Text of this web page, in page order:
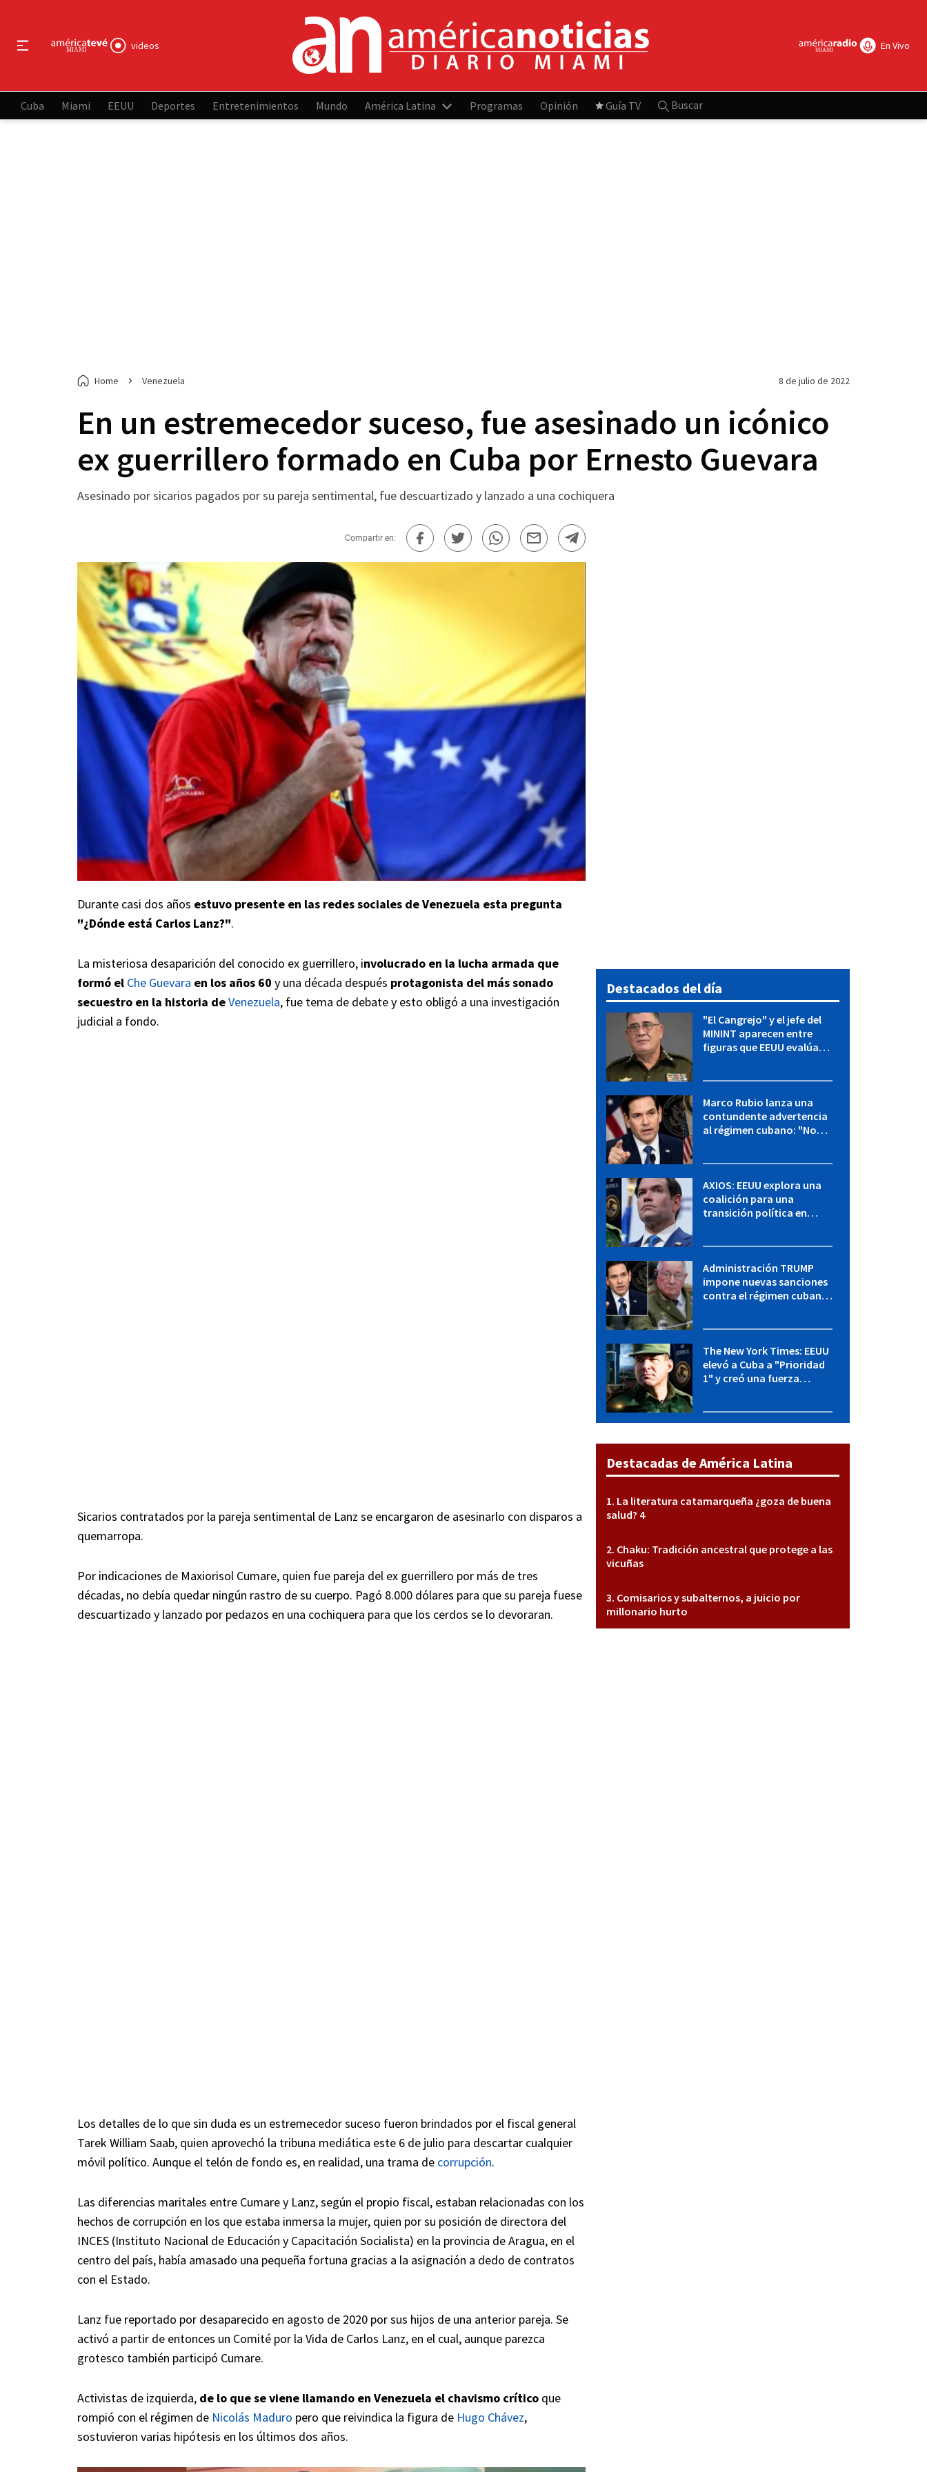
videos En Vivo
Cuba Miami EEUU Deportes Entretenimientos Mundo América Latina Programas Opinión Guía TV Buscar
Home Venezuela 8 de julio de 2022
En un estremecedor suceso, fue asesinado un icónico
ex guerrillero formado en Cuba por Ernesto Guevara
Asesinado por sicarios pagados por su pareja sentimental, fue descuartizado y lanzado a una cochiquera
Compartir en:
Durante casi dos años estuvo presente en las redes sociales de Venezuela esta pregunta
"¿Dónde está Carlos Lanz?".
La misteriosa desaparición del conocido ex guerrillero, involucrado en la lucha armada que
formó el Che Guevara en los años 60 y una década después protagonista del más sonado
secuestro en la historia deVenezuela, fue tema de debate y esto obligó a una investigación
judicial a fondo.
Sicarios contratados por la pareja sentimental de Lanz se encargaron de asesinarlo con disparos a
quemarropa.
Por indicaciones de Maxiorisol Cumare, quien fue pareja del ex guerrillero por más de tres
décadas, no debía quedar ningún rastro de su cuerpo. Pagó 8.000 dólares para que su pareja fuese
descuartizado y lanzado por pedazos en una cochiquera para que los cerdos se lo devoraran.
Los detalles de lo que sin duda es un estremecedor suceso fueron brindados por el fiscal general
Tarek William Saab, quien aprovechó la tribuna mediática este 6 de julio para descartar cualquier
móvil político. Aunque el telón de fondo es, en realidad, una trama de corrupción.
Las diferencias maritales entre Cumare y Lanz, según el propio fiscal, estaban relacionadas con los
hechos de corrupción en los que estaba inmersa la mujer, quien por su posición de directora del
INCES (Instituto Nacional de Educación y Capacitación Socialista) en la provincia de Aragua, en el
centro del país, había amasado una pequeña fortuna gracias a la asignación a dedo de contratos
con el Estado.
Lanz fue reportado por desaparecido en agosto de 2020 por sus hijos de una anterior pareja. Se
activó a partir de entonces un Comité por la Vida de Carlos Lanz, en el cual, aunque parezca
grotesco también participó Cumare.
Activistas de izquierda, de lo que se viene llamando en Venezuela el chavismo crítico que
rompió con el régimen de Nicolás Maduro pero que reivindica la figura de Hugo Chávez,
sostuvieron varias hipótesis en los últimos dos años.
Destacados del día
"El Cangrejo" y el jefe del
MININT aparecen entre
figuras que EEUU evalúa
Marco Rubio lanza una
contundente advertencia
al régimen cubano: "No
AXIOS: EEUU explora una
coalición para una
transición política en
Administración TRUMP
impone nuevas sanciones
contra el régimen cubano:
The New York Times: EEUU
elevó a Cuba a "Prioridad
1" y creó una fuerza
Destacadas de América Latina
La literatura catamarqueña ¿goza de buena
salud? 4
Chaku: Tradición ancestral que protege a las
vicuñas
Comisarios y subalternos, a juicio por
millonario hurto